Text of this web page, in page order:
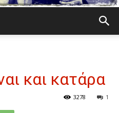
και κατάρα
1
3278